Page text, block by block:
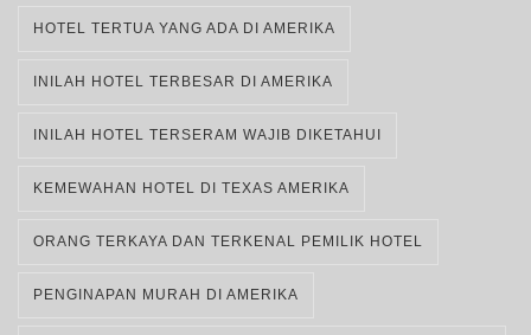
HOTEL TERTUA YANG ADA DI AMERIKA
INILAH HOTEL TERBESAR DI AMERIKA
INILAH HOTEL TERSERAM WAJIB DIKETAHUI
KEMEWAHAN HOTEL DI TEXAS AMERIKA
ORANG TERKAYA DAN TERKENAL PEMILIK HOTEL
PENGINAPAN MURAH DI AMERIKA